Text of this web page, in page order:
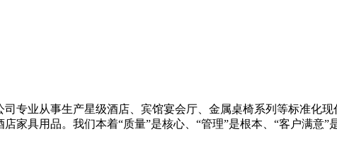
专业从事生产星级酒店、宾馆宴会厅、金属桌椅系列等标准化
家具用品。我们本着“质量”是核心、“管理”是根本、“客户满意”